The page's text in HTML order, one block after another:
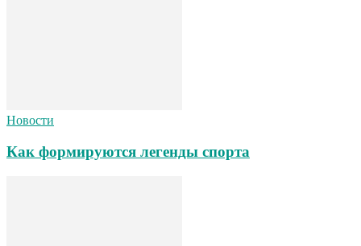
Новости
Как формируются легенды спорта